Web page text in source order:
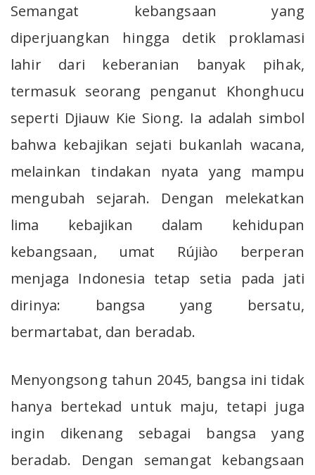
Semangat kebangsaan yang
diperjuangkan hingga detik proklamasi
lahir dari keberanian banyak pihak,
termasuk seorang penganut Khonghucu
seperti Djiauw Kie Siong. Ia adalah simbol
bahwa kebajikan sejati bukanlah wacana,
melainkan tindakan nyata yang mampu
mengubah sejarah. Dengan melekatkan
lima kebajikan dalam kehidupan
kebangsaan, umat Rújiào berperan
menjaga Indonesia tetap setia pada jati
dirinya: bangsa yang bersatu,
bermartabat, dan beradab.
Menyongsong tahun 2045, bangsa ini tidak
hanya bertekad untuk maju, tetapi juga
ingin dikenang sebagai bangsa yang
beradab. Dengan semangat kebangsaan